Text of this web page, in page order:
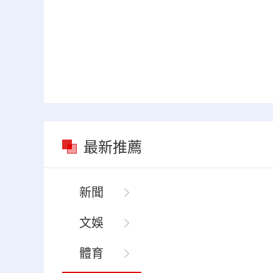
最新推薦
新聞
文娛
體育